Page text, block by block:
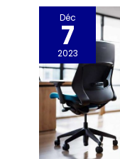
Déc
7
2023